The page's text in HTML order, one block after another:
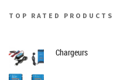
TOP RATED PRODUCTS
Chargeurs